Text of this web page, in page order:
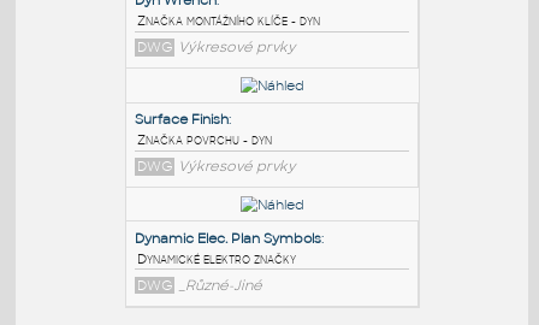
Breakline:
Čára s přerušením (parametrický blok)
DWG Výkresové prvky
Dyn Wrench:
Značka montážního klíče - dyn
DWG Výkresové prvky